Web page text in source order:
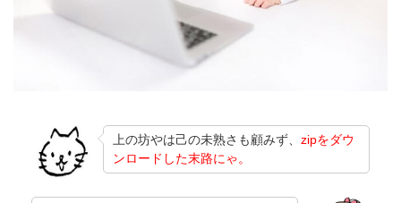
上の坊やは己の未熟さも顧みず、 zipをダウ
ンロードした末路にゃ。